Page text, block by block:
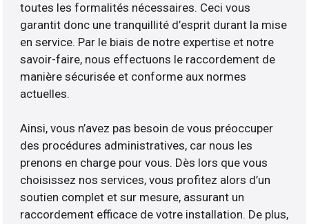
toutes les formalités nécessaires. Ceci vous
garantit donc une tranquillité d’esprit durant la mise
en service. Par le biais de notre expertise et notre
savoir-faire, nous effectuons le raccordement de
manière sécurisée et conforme aux normes
actuelles.
Ainsi, vous n’avez pas besoin de vous préoccuper
des procédures administratives, car nous les
prenons en charge pour vous. Dès lors que vous
choisissez nos services, vous profitez alors d’un
soutien complet et sur mesure, assurant un
raccordement efficace de votre installation. De plus,